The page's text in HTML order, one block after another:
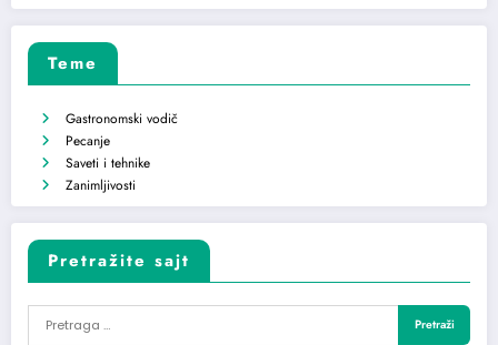
Teme
Gastronomski vodič
Pecanje
Saveti i tehnike
Zanimljivosti
Pretražite sajt